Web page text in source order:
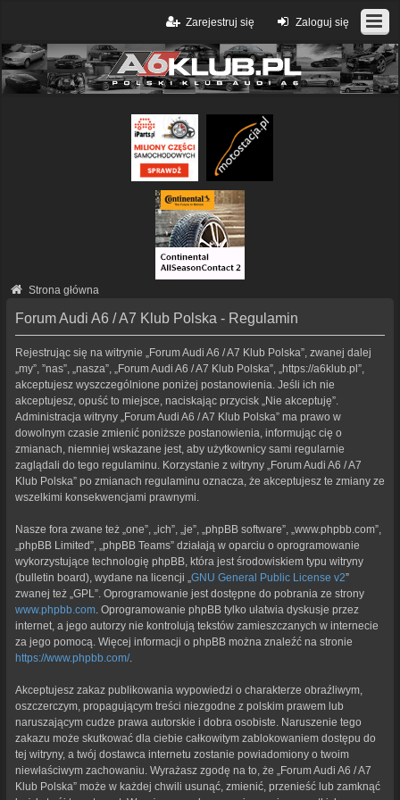
Zaloguj się
Zarejestruj się
Strona główna
Forum Audi A6 / A7 Klub Polska - Regulamin
Rejestrując się na witrynie „Forum Audi A6 / A7 Klub Polska”, zwanej dalej
„my”, ”nas”, „nasza”, „Forum Audi A6 / A7 Klub Polska”, „https://a6klub.pl”,
akceptujesz wyszczególnione poniżej postanowienia. Jeśli ich nie
akceptujesz, opuść to miejsce, naciskając przycisk „Nie akceptuję”.
Administracja witryny „Forum Audi A6 / A7 Klub Polska” ma prawo w
dowolnym czasie zmienić poniższe postanowienia, informując cię o
zmianach, niemniej wskazane jest, aby użytkownicy sami regularnie
zaglądali do tego regulaminu. Korzystanie z witryny „Forum Audi A6 / A7
Klub Polska” po zmianach regulaminu oznacza, że akceptujesz te zmiany ze
wszelkimi konsekwencjami prawnymi.
Nasze fora zwane też „one”, „ich”, „je”, „phpBB software”, „www.phpbb.com”,
„phpBB Limited”, „phpBB Teams” działają w oparciu o oprogramowanie
wykorzystujące technologię phpBB, która jest środowiskiem typu witryny
(bulletin board), wydane na licencji „GNU General Public License v2”
zwanej też „GPL”. Oprogramowanie jest dostępne do pobrania ze strony
www.phpbb.com. Oprogramowanie phpBB tylko ułatwia dyskusje przez
internet, a jego autorzy nie kontrolują tekstów zamieszczanych w internecie
za jego pomocą. Więcej informacji o phpBB można znaleźć na stronie
https://www.phpbb.com/.
Akceptujesz zakaz publikowania wypowiedzi o charakterze obraźliwym,
oszczerczym, propagującym treści niezgodne z polskim prawem lub
naruszającym cudze prawa autorskie i dobra osobiste. Naruszenie tego
zakazu może skutkować dla ciebie całkowitym zablokowaniem dostępu do
tej witryny, a twój dostawca internetu zostanie powiadomiony o twoim
niewłaściwym zachowaniu. Wyrażasz zgodę na to, że „Forum Audi A6 / A7
Klub Polska” może w każdej chwili usunąć, zmienić, przenieść lub zamknąć